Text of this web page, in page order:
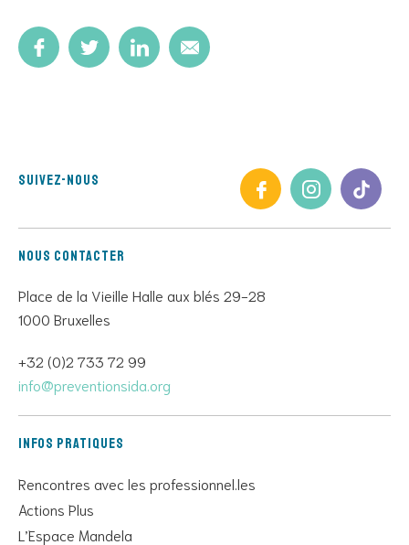
Suivez-nous
Nous contacter
Place de la Vieille Halle aux blés 29-28
1000 Bruxelles
+32 (0)2 733 72 99
info@preventionsida.org
Infos pratiques
Rencontres avec les professionnel.les
Actions Plus
L’Espace Mandela